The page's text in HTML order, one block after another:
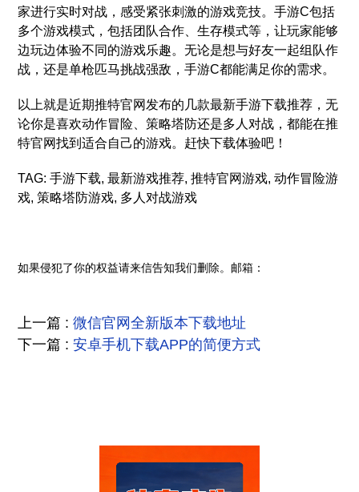
家进行实时对战，感受紧张刺激的游戏竞技。手游C包括
多个游戏模式，包括团队合作、生存模式等，让玩家能够
边玩边体验不同的游戏乐趣。无论是想与好友一起组队作
战，还是单枪匹马挑战强敌，手游C都能满足你的需求。
以上就是近期推特官网发布的几款最新手游下载推荐，无
论你是喜欢动作冒险、策略塔防还是多人对战，都能在推
特官网找到适合自己的游戏。赶快下载体验吧！
TAG: 手游下载, 最新游戏推荐, 推特官网游戏, 动作冒险游
戏, 策略塔防游戏, 多人对战游戏
如果侵犯了你的权益请来信告知我们删除。邮箱：
上一篇 :微信官网全新版本下载地址
下一篇 :安卓手机下载APP的简便方式